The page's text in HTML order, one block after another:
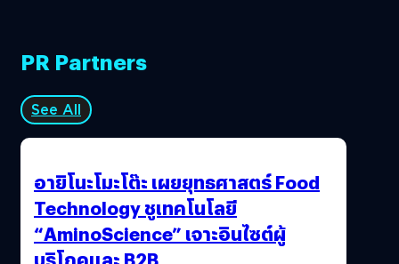
PR Partners
See All
อายิโนะโมะโต๊ะ เผยยุทธศาสตร์ Food
Technology ชูเทคโนโลยี
“AminoScience” เจาะอินไซต์ผู้